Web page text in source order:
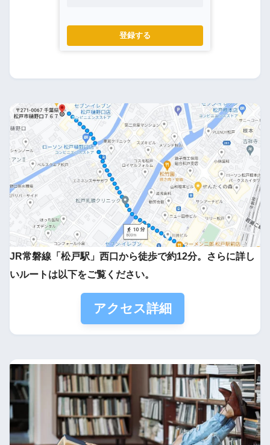
登録する
JR常磐線「松戸駅」西口から徒歩で約12分。さらに詳し
いルートは以下をご覧ください。
アクセス詳細